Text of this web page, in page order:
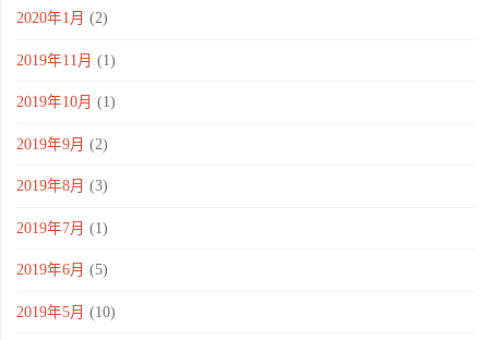
2020年1月 (2)
2019年11月 (1)
2019年10月 (1)
2019年9月 (2)
2019年8月 (3)
2019年7月 (1)
2019年6月 (5)
2019年5月 (10)